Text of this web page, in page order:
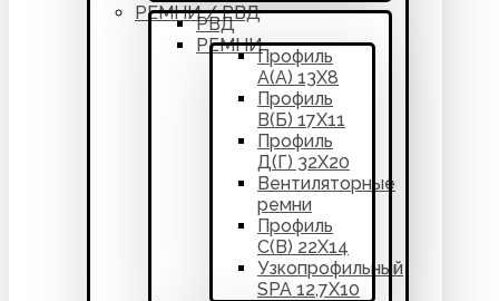
РЕМНИ / РВД
РВД
РЕМНИ
Профиль
А(А) 13Х8
Профиль
В(Б) 17Х11
Профиль
Д(Г) 32Х20
Вентиляторные
ремни
Профиль
С(В) 22Х14
Узкопрофильный
SPA 12,7Х10